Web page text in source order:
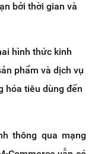
bởi thời gian và
hình thức kinh
phẩm và dịch vụ
hóa tiêu dùng đến
thông qua mạng